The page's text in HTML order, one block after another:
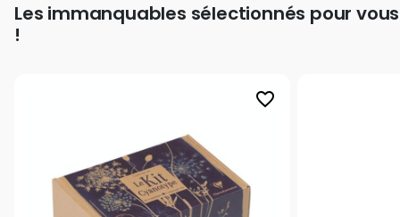
Les immanquables sélectionnés pour vous
!
favorite_border